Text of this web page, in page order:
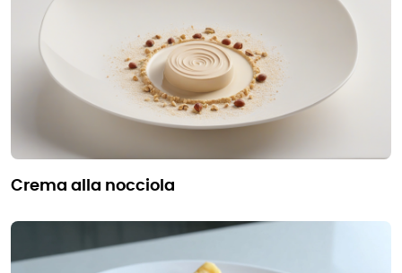
crema alla nocciola